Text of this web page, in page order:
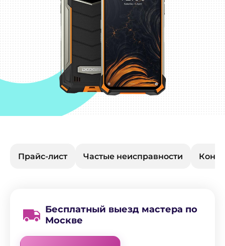
Прайс-лист Частые неисправности
Бесплатный выезд мастера по
Москве